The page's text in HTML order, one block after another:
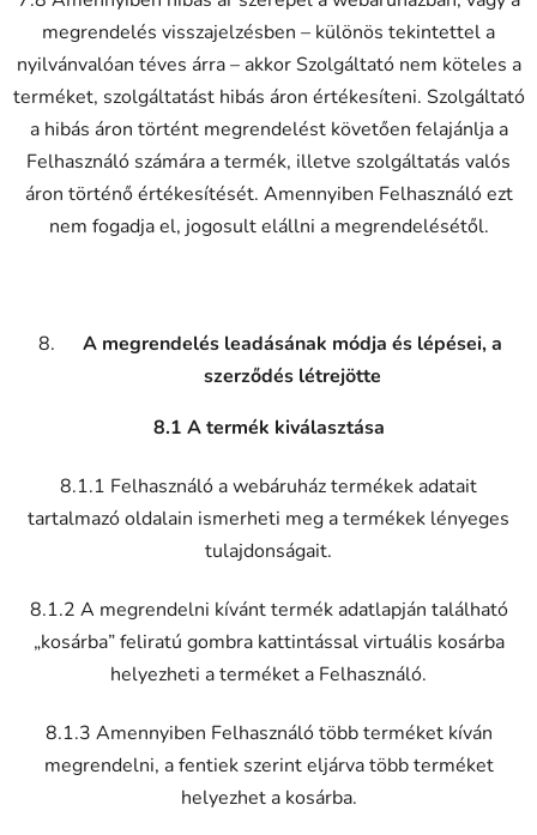
megrendelés visszajelzésben – különös tekintettel a
nyilvánvalóan téves árra – akkor Szolgáltató nem köteles a
terméket, szolgáltatást hibás áron értékesíteni. Szolgáltató
a hibás áron történt megrendelést követően felajánlja a
Felhasználó számára a termék, illetve szolgáltatás valós
áron történő értékesítését. Amennyiben Felhasználó ezt
nem fogadja el, jogosult elállni a megrendelésétől.
A megrendelés leadásának módja és lépései, a
szerződés létrejötte
8.1 A termék kiválasztása
8.1.1 Felhasználó a webáruház termékek adatait
tartalmazó oldalain ismerheti meg a termékek lényeges
tulajdonságait.
8.1.2 A megrendelni kívánt termék adatlapján található
„kosárba” feliratú gombra kattintással virtuális kosárba
helyezheti a terméket a Felhasználó.
8.1.3 Amennyiben Felhasználó több terméket kíván
megrendelni, a fentiek szerint eljárva több terméket
helyezhet a kosárba.